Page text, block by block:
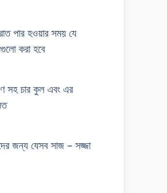
পার হওয়ার সময় যে
করা হবে
সহ চার কুল এবং এর
জন্য যেসব সাজ – সজ্জা